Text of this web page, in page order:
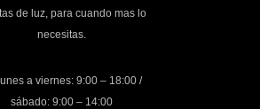
de luz, para cuando mas lo
necesitas.
a viernes: 9:00 – 18:00 /
sábado: 9:00 – 14:00